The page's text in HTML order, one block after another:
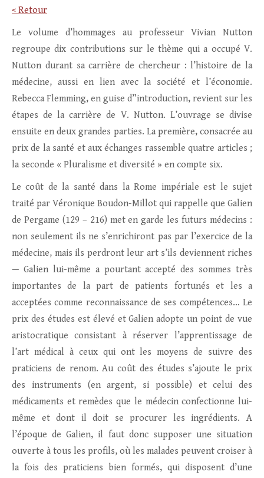
< Retour
Le volume d’hommages au professeur Vivian Nutton
regroupe dix contributions sur le thème qui a occupé V.
Nutton durant sa carrière de chercheur : l’histoire de la
médecine, aussi en lien avec la société et l’économie.
Rebecca Flemming, en guise d”introduction, revient sur les
étapes de la carrière de V. Nutton. L’ouvrage se divise
ensuite en deux grandes parties. La première, consacrée au
prix de la santé et aux échanges rassemble quatre articles ;
la seconde « Pluralisme et diversité » en compte six.
Le coût de la santé dans la Rome impériale est le sujet
traité par Véronique Boudon-Millot qui rappelle que Galien
de Pergame (129 – 216) met en garde les futurs médecins :
non seulement ils ne s’enrichiront pas par l’exercice de la
médecine, mais ils perdront leur art s’ils deviennent riches
— Galien lui-même a pourtant accepté des sommes très
importantes de la part de patients fortunés et les a
acceptées comme reconnaissance de ses compétences… Le
prix des études est élevé et Galien adopte un point de vue
aristocratique consistant à réserver l’apprentissage de
l’art médical à ceux qui ont les moyens de suivre des
praticiens de renom. Au coût des études s’ajoute le prix
des instruments (en argent, si possible) et celui des
médicaments et remèdes que le médecin confectionne lui-
même et dont il doit se procurer les ingrédients. A
l’époque de Galien, il faut donc supposer une situation
ouverte à tous les profils, où les malades peuvent croiser à
la fois des praticiens bien formés, qui disposent d’une